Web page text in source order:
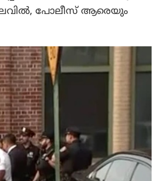
നിലവിൽ, പോലീസ് ആരെയും